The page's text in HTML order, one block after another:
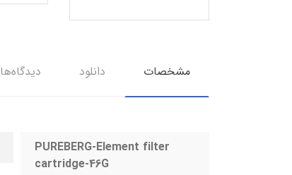
مشخصات دانلود دیدگاه‌ها
PUREBERG-Element filter
cartridge-46G